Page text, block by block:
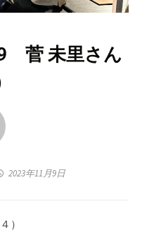
菅 未里さん
2023年11月9日
）